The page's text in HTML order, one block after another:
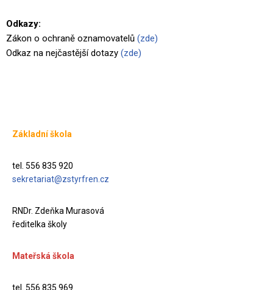
Odkazy:
Zákon o ochraně oznamovatelů (zde)
Odkaz na nejčastější dotazy (zde)
Základní škola
tel. 556 835 920
sekretariat@zstyrfren.cz
RNDr. Zdeňka Murasová
ředitelka školy
Mateřská škola
tel. 556 835 969